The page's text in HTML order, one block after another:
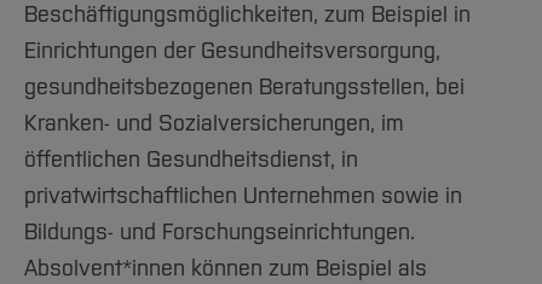
Beschäftigungsmöglichkeiten, zum Beispiel in
Einrichtungen der Gesundheitsversorgung,
gesundheitsbezogenen Beratungsstellen, bei
Kranken- und Sozialversicherungen, im
öffentlichen Gesundheitsdienst, in
privatwirtschaftlichen Unternehmen sowie in
Bildungs- und Forschungseinrichtungen.
Absolvent*innen können zum Beispiel als